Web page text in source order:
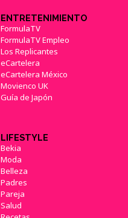
ENTRETENIMIENTO
FormulaTV
FormulaTV Empleo
Los Replicantes
eCartelera
eCartelera México
Movienco UK
Guía de Japón
LIFESTYLE
Bekia
Moda
Belleza
Padres
Pareja
Salud